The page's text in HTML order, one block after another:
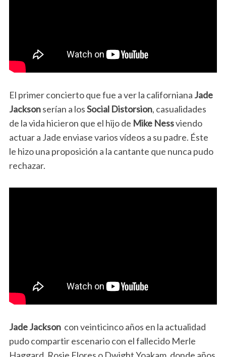
El primer concierto que fue a ver la californiana Jade
Jacksonserían a losSocial Distorsion, casualidades
de la vida hicieron que el hijo de Mike Nessviendo
actuar a Jade enviase varios vídeos a su padre. Éste
le hizo una proposición a la cantante que nunca pudo
rechazar.
Jade Jacksoncon veinticinco años en la actualidad
pudo compartir escenario con el fallecido Merle